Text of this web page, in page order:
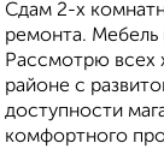
Сдам 2-х
ремонта. Мебель
Рассмотрю всех
районе с
доступности
комфортного